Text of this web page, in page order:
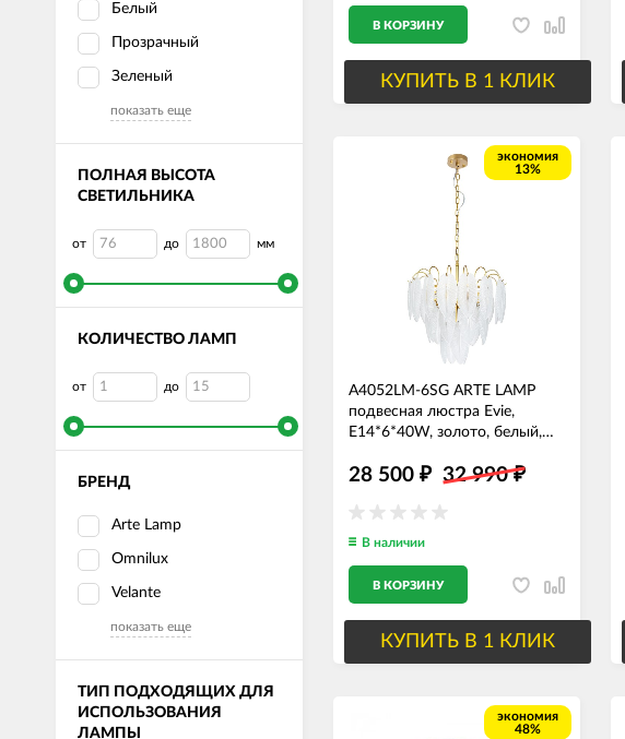
Белый
Прозрачный
Зеленый
показать еще
ПОЛНАЯ ВЫСОТА
СВЕТИЛЬНИКА
от до мм
КОЛИЧЕСТВО ЛАМП
от до
БРЕНД
Arte Lamp
Omnilux
Velante
показать еще
ТИП ПОДХОДЯЩИХ ДЛЯ
ИСПОЛЬЗОВАНИЯ
ЛАМПЫ
В КОРЗИНУ
КУПИТЬ В 1 КЛИК
экономия
13%
A4052LM-6SG ARTE LAMP
подвесная люстра Evie,
E14*6*40W, золото, белый,
28 500 ₽ 32 990₽
В наличии
В КОРЗИНУ
КУПИТЬ В 1 КЛИК
экономия
48%